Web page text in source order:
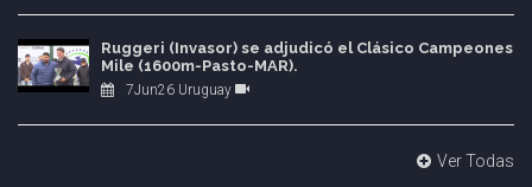
Ruggeri (Invasor) se adjudicó el Clásico Campeones
Mile (1600m-Pasto-MAR).
7Jun26 Uruguay
Ver Todas